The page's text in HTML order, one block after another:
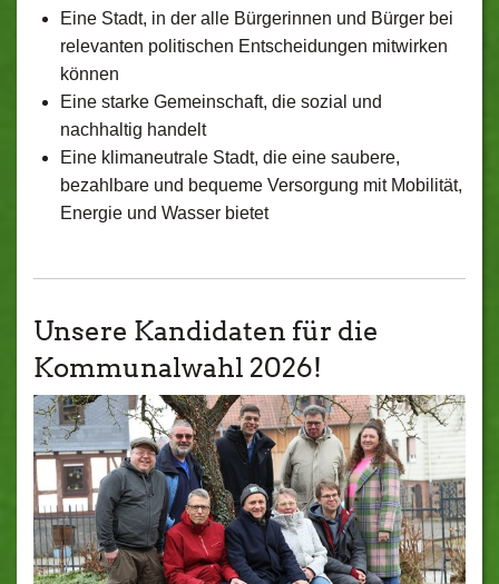
Eine Stadt, in der alle Bürgerinnen und Bürger bei
relevanten politischen Entscheidungen mitwirken
können
Eine starke Gemeinschaft, die sozial und
nachhaltig handelt
Eine klimaneutrale Stadt, die eine saubere,
bezahlbare und bequeme Versorgung mit Mobilität,
Energie und Wasser bietet
Unsere Kandidaten für die
Kommunalwahl 2026!